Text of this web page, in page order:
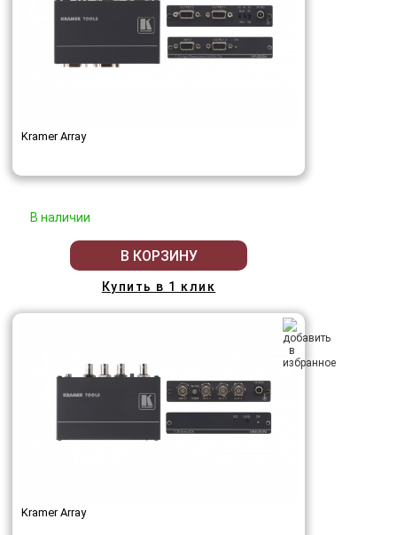
Kramer Array
В наличии
В КОРЗИНУ
Купить в 1 клик
Kramer Array